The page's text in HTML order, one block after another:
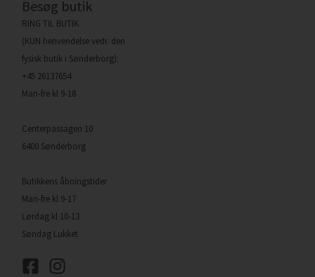
Besøg butik
RING TIL BUTIK
(KUN henvendelse vedr. den
fysisk butik i Sønderborg):
+45 26137654
Man-fre kl 9-18
Centerpassagen 10
6400 Sønderborg
Butikkens åbningstider
Man-fre kl 9-17
Lørdag kl 10-13
Søndag Lukket